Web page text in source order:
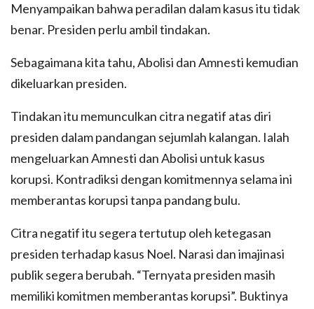
Menyampaikan bahwa peradilan dalam kasus itu tidak
benar. Presiden perlu ambil tindakan.
Sebagaimana kita tahu, Abolisi dan Amnesti kemudian
dikeluarkan presiden.
Tindakan itu memunculkan citra negatif atas diri
presiden dalam pandangan sejumlah kalangan. Ialah
mengeluarkan Amnesti dan Abolisi untuk kasus
korupsi. Kontradiksi dengan komitmennya selama ini
memberantas korupsi tanpa pandang bulu.
Citra negatif itu segera tertutup oleh ketegasan
presiden terhadap kasus Noel. Narasi dan imajinasi
publik segera berubah. “Ternyata presiden masih
memiliki komitmen memberantas korupsi”. Buktinya